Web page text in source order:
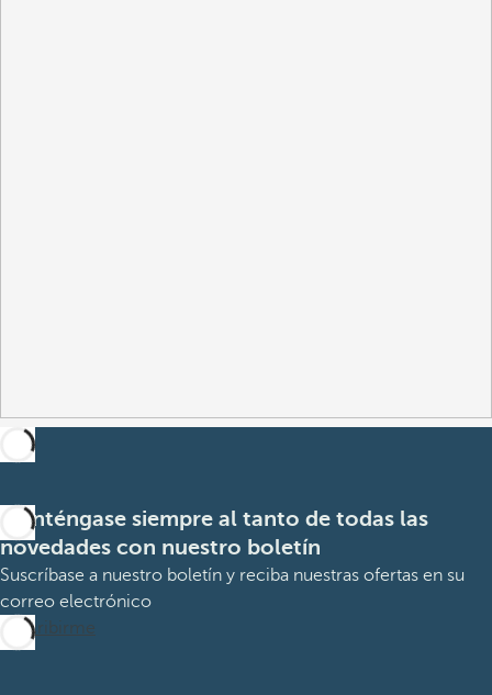
Manténgase siempre al tanto de todas las
novedades con nuestro boletín
Suscríbase a nuestro boletín y reciba nuestras ofertas en su
correo electrónico
Suscribirme